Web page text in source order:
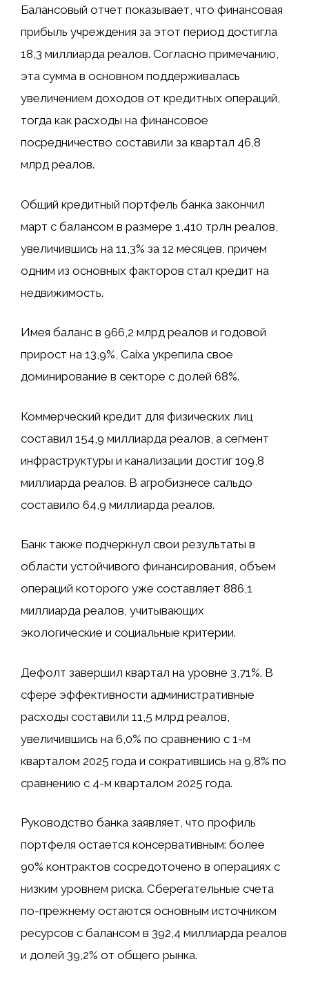
Балансовый отчет показывает, что финансовая
прибыль учреждения за этот период достигла
18,3 миллиарда реалов. Согласно примечанию,
эта сумма в основном поддерживалась
увеличением доходов от кредитных операций,
тогда как расходы на финансовое
посредничество составили за квартал 46,8
млрд реалов.
Общий кредитный портфель банка закончил
март с балансом в размере 1,410 трлн реалов,
увеличившись на 11,3% за 12 месяцев, причем
одним из основных факторов стал кредит на
недвижимость.
Имея баланс в 966,2 млрд реалов и годовой
прирост на 13,9%, Caixa укрепила свое
доминирование в секторе с долей 68%.
Коммерческий кредит для физических лиц
составил 154,9 миллиарда реалов, а сегмент
инфраструктуры и канализации достиг 109,8
миллиарда реалов. В агробизнесе сальдо
составило 64,9 миллиарда реалов.
Банк также подчеркнул свои результаты в
области устойчивого финансирования, объем
операций которого уже составляет 886,1
миллиарда реалов, учитывающих
экологические и социальные критерии.
Дефолт завершил квартал на уровне 3,71%. В
сфере эффективности административные
расходы составили 11,5 млрд реалов,
увеличившись на 6,0% по сравнению с 1-м
кварталом 2025 года и сократившись на 9,8% по
сравнению с 4-м кварталом 2025 года.
Руководство банка заявляет, что профиль
портфеля остается консервативным: более
90% контрактов сосредоточено в операциях с
низким уровнем риска. Сберегательные счета
по-прежнему остаются основным источником
ресурсов с балансом в 392,4 миллиарда реалов
и долей 39,2% от общего рынка.